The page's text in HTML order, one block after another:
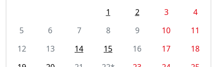
1
2 3
4
5
6 7 8 9 10
11
12
13 14 15 16 17
18